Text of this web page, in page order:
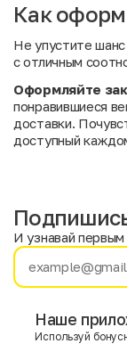
Как
Не упустите шанс
с отличным
Оформляйте
понравившиеся
доставки.
доступный
Имя
E-mail
И узнавай первым
Наше
Используй